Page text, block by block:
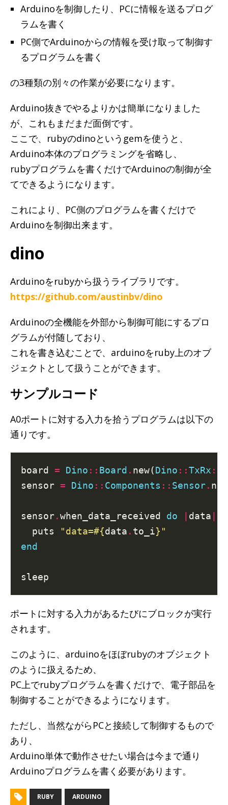
Arduinoを制御したり、PCに情報を送るプログ
ラムを書く
PC側でArduinoからの情報を受け取って制御す
るプログラムを書く
の3種類の別々の作業が必要になります。
Arduino抜きでやるよりかは簡単になりました
が、これもまだまだ面倒です。
ここで、rubyのdinoというgemを使うと、
Arduino本体のプログラミングを省略し、
rubyプログラムを書くだけでArduinoの制御が全
てできるようになります。
これにより、PC側のプログラムを書くだけで
Arduinoを制御出来ます。
dino
Arduinoをrubyから扱うライブラリです。
https://github.com/austinbv/dino
Arduinoの全機能を外部から制御可能にするプロ
グラムが付随しており、
これを書き込むことで、arduinoをruby上のオブ
ジェクトとして扱うことができます。
サンプルコード
A0ポートに対する入力を拾うプログラムは以下の
通りです。
board = Dino :: Board . new(Dino ::TxRx ::
sensor = Dino :: Components :: Sensor.
sensor.when_data_received do | data |
  puts
"data=#{data . to_i} "
end
ポートに対する入力があるたびにブロックが実行
されます。
このように、arduinoをほぼrubyのオブジェクト
のように扱えるため、
PC上でrubyプログラムを書くだけで、電子部品を
制御することができるようになります。
ただし、当然ながらPCと接続して制御するもので
あり、
Arduino単体で動作させたい場合は今まで通り
Arduinoプログラムを書く必要があります。
RUBY ARDUINO